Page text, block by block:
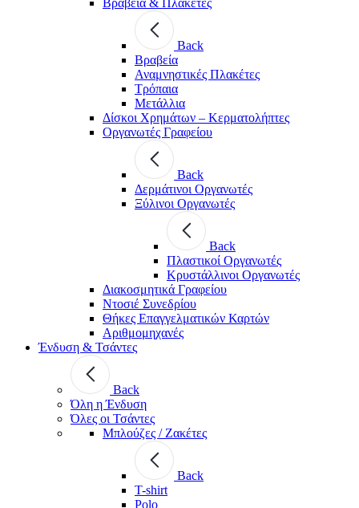
Back
Βραβεία
Αναμνηστικές Πλακέτες
Τρόπαια
Μετάλλια
Δίσκοι Χρημάτων – Κερματολήπτες
Οργανωτές Γραφείου
Back
Δερμάτινοι Οργανωτές
Ξύλινοι Οργανωτές
Back
Πλαστικοί Οργανωτές
Κρυστάλλινοι Οργανωτές
Διακοσμητικά Γραφείου
Ντοσιέ Συνεδρίου
Θήκες Επαγγελματικών Καρτών
Αριθμομηχανές
Ένδυση & Τσάντες
Back
Όλη η Ένδυση
Όλες οι Τσάντες
Μπλούζες / Ζακέτες
Back
T-shirt
Polo